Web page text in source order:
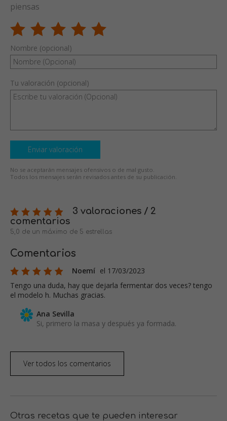
piensas
Nombre (opcional)
Tu valoración (opcional)
Enviar valoración
No se aceptarán mensajes ofensivos o de mal gusto.
Todos los mensajes serán revisados antes de su publicación.
3 valoraciones / 2
comentarios
5,0 de un máximo de 5 estrellas
Comentarios
Noemí el 17/03/2023
Tengo una duda, hay que dejarla fermentar dos veces? tengo
el modelo h. Muchas gracias.
Ana Sevilla
Si, primero la masa y después ya formada.
Ver todos los comentarios
Otras recetas que te pueden interesar